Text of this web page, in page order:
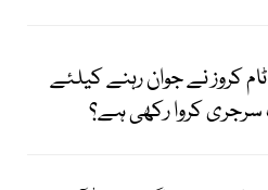
ٹام کروز نے جوان رہنے کیلئے
کروا رکھی ہے؟